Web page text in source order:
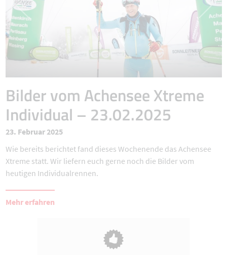
Bilder vom Achensee Xtreme
Individual – 23.02.2025
23. Februar 2025
Wie bereits berichtet fand dieses Wochenende das Achensee
Xtreme statt. Wir liefern euch gerne noch die Bilder vom
heutigen Individualrennen.
Mehr erfahren